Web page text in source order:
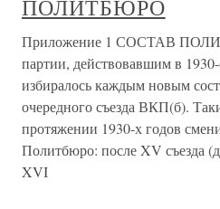
ПОЛИТБЮРО
Приложение 1 СОСТАВ
партии, действовавшим в
избиралось каждым новым
очередного съезда ВКП(б).
протяжении 1930-х годов
Политбюро: после XV съезда
XVI